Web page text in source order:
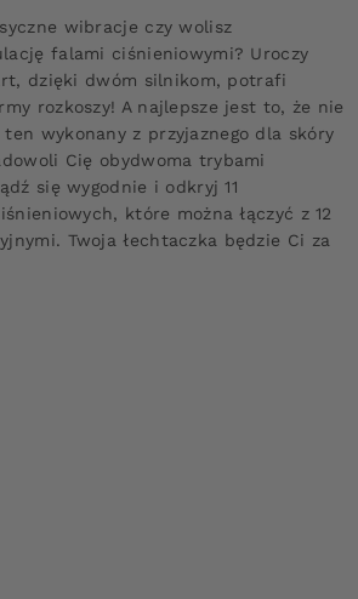
wibracje czy wolisz
falami ciśnieniowymi? Uroczy
dzięki dwóm silnikom, potrafi
rozkoszy! A najlepsze jest to, że nie
wykonany z przyjaznego dla skóry
Cię obydwoma trybami
się wygodnie i odkryj 11
które można łączyć z 12
Twoja łechtaczka będzie Ci za